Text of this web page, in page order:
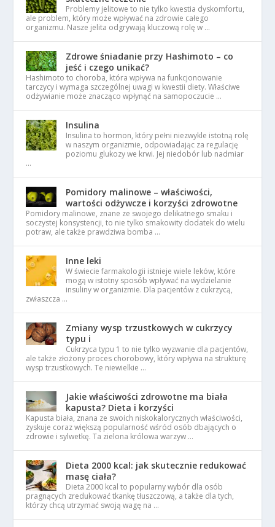
Problemy jelitowe to nie tylko kwestia dyskomfortu,
ale problem, który może wpływać na zdrowie całego
organizmu. Nasze jelita odgrywają kluczową rolę w …
Zdrowe śniadanie przy Hashimoto – co
jeść i czego unikać?
Hashimoto to choroba, która wpływa na funkcjonowanie
tarczycy i wymaga szczególnej uwagi w kwestii diety. Właściwe
odżywianie może znacząco wpłynąć na samopoczucie …
Insulina
Insulina to hormon, który pełni niezwykle istotną rolę
w naszym organizmie, odpowiadając za regulację
poziomu glukozy we krwi. Jej niedobór lub nadmiar
…
Pomidory malinowe – właściwości,
wartości odżywcze i korzyści zdrowotne
Pomidory malinowe, znane ze swojego delikatnego smaku i
soczystej konsystencji, to nie tylko smakowity dodatek do wielu
potraw, ale także prawdziwa bomba …
Inne leki
W świecie farmakologii istnieje wiele leków, które
mogą w istotny sposób wpływać na wydzielanie
insuliny w organizmie. Dla pacjentów z cukrzycą,
zwłaszcza …
Zmiany wysp trzustkowych w cukrzycy
typu i
Cukrzyca typu 1 to nie tylko wyzwanie dla pacjentów,
ale także złożony proces chorobowy, który wpływa na strukturę
wysp trzustkowych. Te niewielkie …
Jakie właściwości zdrowotne ma biała
kapusta? Dieta i korzyści
Kapusta biała, znana ze swoich niskokalorycznych właściwości,
zyskuje coraz większą popularność wśród osób dbających o
zdrowie i sylwetkę. Ta zielona królowa warzyw …
Dieta 2000 kcal: jak skutecznie redukować
masę ciała?
Dieta 2000 kcal to popularny wybór dla osób
pragnących zredukować tkankę tłuszczową, a także dla tych,
którzy chcą utrzymać swoją wagę na …